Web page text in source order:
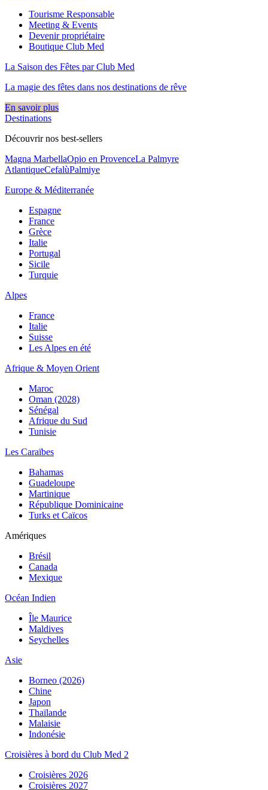
Tourisme Responsable
Meeting & Events
Devenir propriétaire
Boutique Club Med
La Saison des Fêtes par Club Med
La magie des fêtes dans nos destinations de rêve​
En savoir plus
Destinations
Découvrir nos best-sellers
Magna MarbellaOpio en ProvenceLa Palmyre
AtlantiqueCefalùPalmiye
Europe & Méditerranée
Espagne
France
Grèce
Italie
Portugal
Sicile
Turquie
Alpes
France
Italie
Suisse
Les Alpes en été
Afrique & Moyen Orient
Maroc
Oman (2028)
Sénégal
Afrique du Sud
Tunisie
Les Caraïbes
Bahamas
Guadeloupe
Martinique
République Dominicaine
Turks et Caïcos
Amériques
Brésil
Canada
Mexique
Océan Indien
Île Maurice
Maldives
Seychelles
Asie
Borneo (2026)
Chine
Japon
Thaïlande
Malaisie
Indonésie
Croisières à bord du Club Med 2
Croisières 2026
Croisières 2027